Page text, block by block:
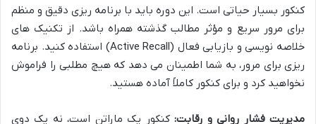
کنکور بسیار حیاتی است. این دوره باید با برنامه ریزی دقیق و منظم
برای مرور سریع و مؤثر مطالب گذشته همراه باشد. از تکنیک های
خلاصه نویسی و بازیابی فعال (Active Recall) استفاده کنید. برنامه
ریزی برای مرور، به شما اطمینان می دهد که هیچ مطلبی را فراموش
نخواهید کرد و برای کنکور کاملاً آماده هستید.
مدیریت فشار روانی و رقابت:کنکور یک ماراتن است، نه یک دوی